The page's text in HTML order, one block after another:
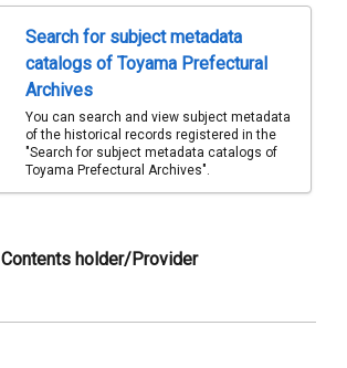
Search for subject metadata
catalogs of Toyama Prefectural
Archives
You can search and view subject metadata
of the historical records registered in the
"Search for subject metadata catalogs of
Toyama Prefectural Archives".
Contents holder/Provider